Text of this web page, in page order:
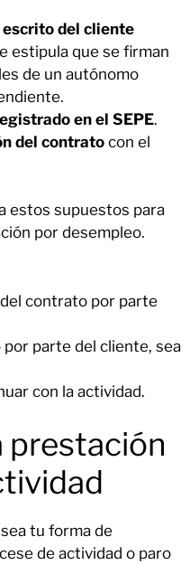
del cliente
estipula que se firman
de un autónomo
en el SEPE.
del contrato con el
estos supuestos para
por desempleo.
contrato por parte
parte del cliente, sea
con la actividad.
prestación
tu forma de
de actividad o paro